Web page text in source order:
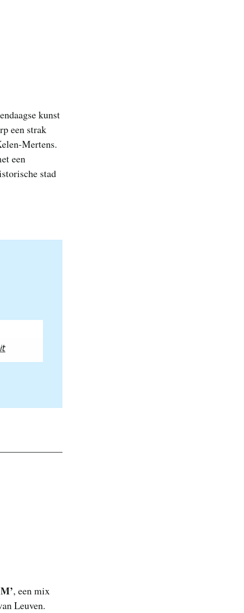
kunst
een strak
Mertens.
een
stad
, een mix
Leuven.